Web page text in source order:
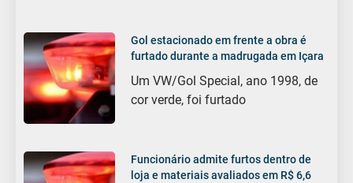
Gol estacionado em frente a obra é
furtado durante a madrugada em Içara
Um VW/Gol Special, ano 1998, de
cor verde, foi furtado
Funcionário admite furtos dentro de
loja e materiais avaliados em R$ 6,6